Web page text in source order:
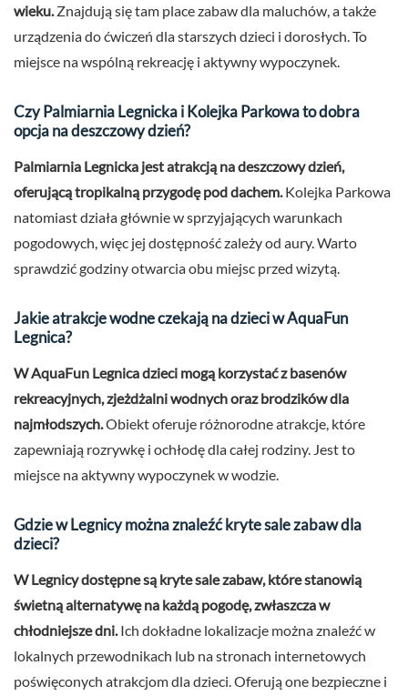
wieku. Znajdują się tam place zabaw dla maluchów, a także
urządzenia do ćwiczeń dla starszych dzieci i dorosłych. To
miejsce na wspólną rekreację i aktywny wypoczynek.
Czy Palmiarnia Legnicka i Kolejka Parkowa to dobra
opcja na deszczowy dzień?
Palmiarnia Legnicka jest atrakcją na deszczowy dzień,
oferującą tropikalną przygodę pod dachem. Kolejka Parkowa
natomiast działa głównie w sprzyjających warunkach
pogodowych, więc jej dostępność zależy od aury. Warto
sprawdzić godziny otwarcia obu miejsc przed wizytą.
Jakie atrakcje wodne czekają na dzieci w AquaFun
Legnica?
W AquaFun Legnica dzieci mogą korzystać z basenów
rekreacyjnych, zjeżdżalni wodnych oraz brodzików dla
najmłodszych.Obiekt oferuje różnorodne atrakcje, które
zapewniają rozrywkę i ochłodę dla całej rodziny. Jest to
miejsce na aktywny wypoczynek w wodzie.
Gdzie w Legnicy można znaleźć kryte sale zabaw dla
dzieci?
W Legnicy dostępne są kryte sale zabaw, które stanowią
świetną alternatywę na każdą pogodę, zwłaszcza w
chłodniejsze dni. Ich dokładne lokalizacje można znaleźć w
lokalnych przewodnikach lub na stronach internetowych
poświęconych atrakcjom dla dzieci. Oferują one bezpieczne i